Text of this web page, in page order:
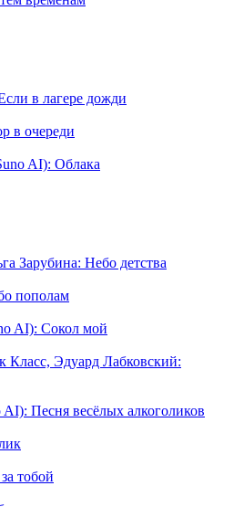
в лагере дожди
в очереди
AI): Облака
Зарубина: Небо детства
пополам
AI): Сокол мой
Класс, Эдуард Лабковский:
Песня весёлых алкоголиков
тобой